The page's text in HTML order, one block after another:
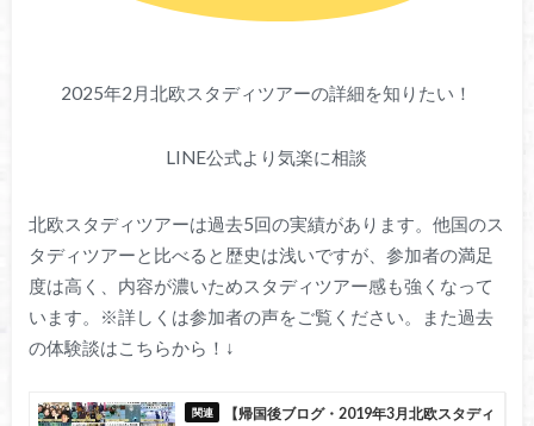
2025年2月北欧スタディツアーの詳細を知りたい！
LINE公式より気楽に相談
北欧スタディツアーは過去5回の実績があります。他国のス
タディツアーと比べると歴史は浅いですが、参加者の満足
度は高く、内容が濃いためスタディツアー感も強くなって
います。※詳しくは参加者の声をご覧ください。また過去
の体験談はこちらから！↓
【帰国後ブログ・2019年3月北欧スタディ